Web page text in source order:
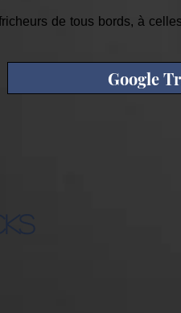
de tous bords, à
Google